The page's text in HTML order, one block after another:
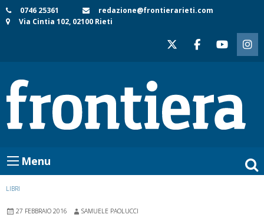
Skip
to
0746 25361
redazione@frontierarieti.com
Via Cintia 102, 02100 Rieti
Menu
LIBRI
27 FEBBRAIO 2016 SAMUELE PAOLUCCI